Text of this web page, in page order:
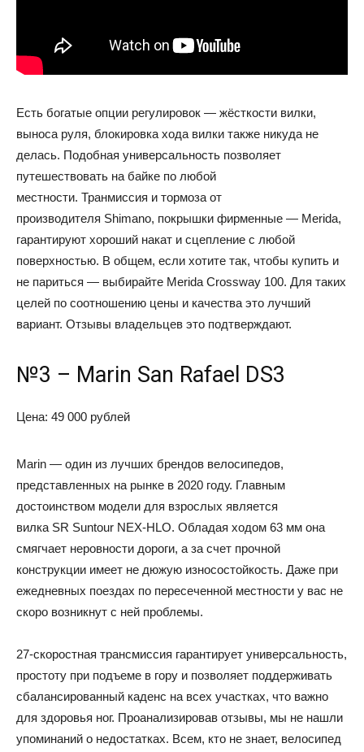
Есть богатые опции регулировок — жёсткости вилки,
выноса руля, блокировка хода вилки также никуда не
делась. Подобная универсальность позволяет
путешествовать на байке по любой
местности. Транмиссия и тормоза от
производителя Shimano, покрышки фирменные — Merida,
гарантируют хороший накат и сцепление с любой
поверхностью. В общем, если хотите так, чтобы купить и
не париться — выбирайте Merida Crossway 100. Для таких
целей по соотношению цены и качества это лучший
вариант. Отзывы владельцев это подтверждают.
№3 – Marin San Rafael DS3
Цена: 49 000 рублей
Marin — один из лучших брендов велосипедов,
представленных на рынке в 2020 году. Главным
достоинством модели для взрослых является
вилка SR Suntour NEX-HLO. Обладая ходом 63 мм она
смягчает неровности дороги, а за счет прочной
конструкции имеет не дюжую износостойкость. Даже при
ежедневных поездах по пересеченной местности у вас не
скоро возникнут с ней проблемы.
27-скоростная трансмиссия гарантирует универсальность,
простоту при подъеме в гору и позволяет поддерживать
сбалансированный каденс на всех участках, что важно
для здоровья ног. Проанализировав отзывы, мы не нашли
упоминаний о недостатках. Всем, кто не знает, велосипед